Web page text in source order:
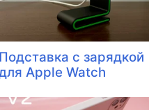
Подставка с зарядкой
Apple Watch